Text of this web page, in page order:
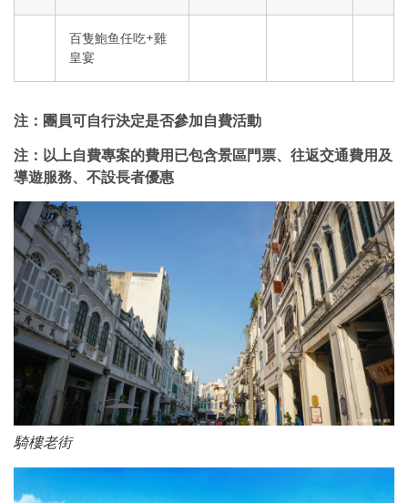
百隻鮑鱼任吃+雞
皇宴
注：團員可自行決定是否參加自費活動
注：以上自費專案的費用已包含景區門票、往返交通費用及
導遊服務、不設長者優惠
騎樓老街